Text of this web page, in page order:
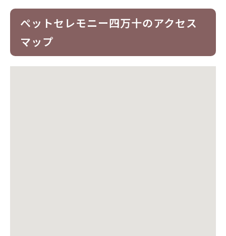
ペットセレモニー四万十のアクセス
マップ